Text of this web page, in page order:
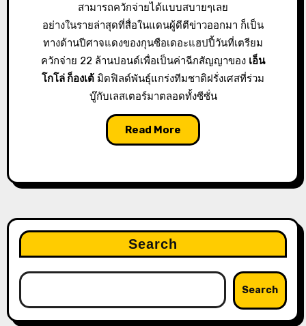
สามารถควักจ่ายได้แบบสบายๆเลย
อย่างในรายล่าสุดที่สื่อในแดนผู้ดีตีข่าวออกมา ก็เป็น
ทางด้านปีศาจแดงของกุนซือเดอะแฮปปี้วันที่เตรียม
ควักจ่าย 22 ล้านปอนด์เพื่อเป็นค่าฉีกสัญญาของ เอ็น
โกโล่ ก็องเต้ มิดฟิลด์พันธุ์แกร่งทีมชาติฝรั่งเศสที่ร่วม
บู๊กับเลสเตอร์มาตลอดทั้งซีซั่น
Read More
Search
Search